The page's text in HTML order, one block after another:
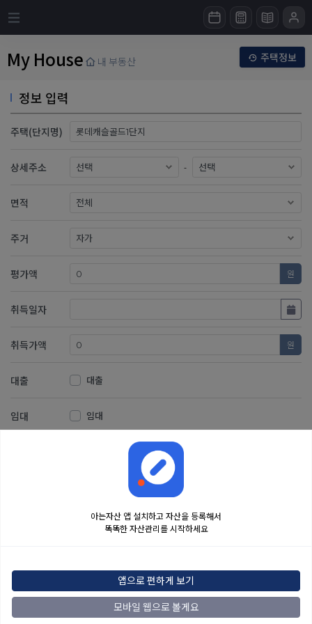
My House 내 부동산 주택정보
정보 입력
주택(단지명)
상세주소 -
면적
주거
평가액 원
취득일자
취득가액 원
대출 대출
임대 임대
저장 취소
아는자산 앱 설치하고 자산을 등록해서
똑똑한 자산관리를 시작하세요
앱으로 편하게 보기
모바일 웹으로 볼게요
수 있습니다. 본 정보는 일반적인 시장 정보 제공을 위한 것이며 투자 권유 또는 자문에
해당하지 않습니다. 해당 정보로 인한 투자 결과에 법적인 책임을 지지 않으며, 투자
결정 및 책임은 전적으로 이용자에게 있습니다.